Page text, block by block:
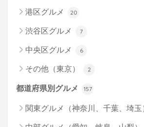
港区グルメ 20
渋谷区グルメ 7
中央区グルメ 6
その他（東京） 2
都道府県別グルメ 157
関東グルメ（神奈川、千葉、埼玉